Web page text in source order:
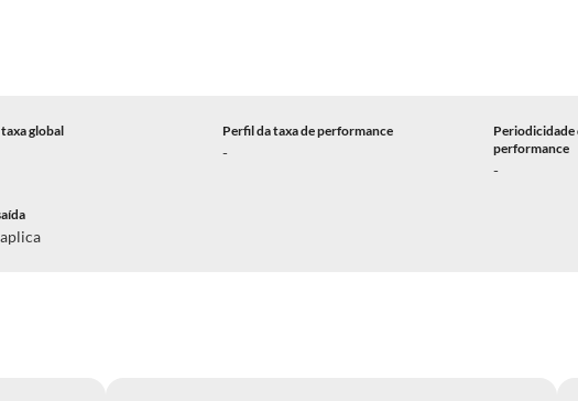
global Perfil da taxa de performance
-
Periodicidade
performance
-